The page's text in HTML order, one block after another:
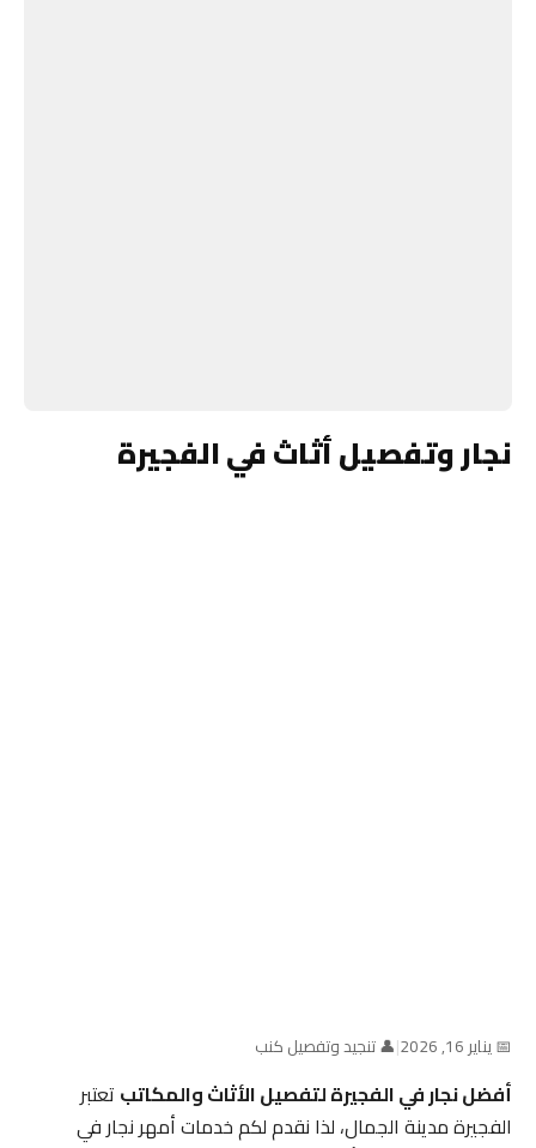
نجار وتفصيل أثاث في الفجيرة
📅 يناير 16, 2026 |👤 تنجيد وتفصيل كنب
أفضل نجار في الفجيرة لتفصيل الأثاث والمكاتبتعتبر
الفجيرة مدينة الجمال، لذا نقدم لكم خدمات أمهر نجار في